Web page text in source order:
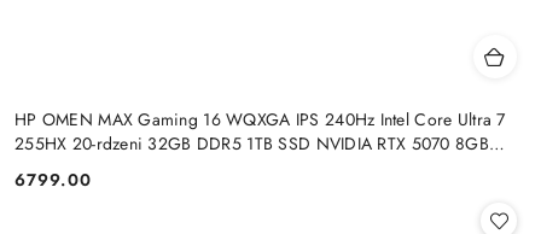
HP OMEN MAX Gaming 16 WQXGA IPS 240Hz Intel Core Ultra 7
255HX 20-rdzeni 32GB DDR5 1TB SSD NVIDIA RTX 5070 8GB
Cena:
6799.00